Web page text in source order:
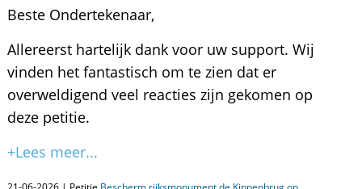
Beste Ondertekenaar,
Allereerst hartelijk dank voor uw support. Wij
vinden het fantastisch om te zien dat er
overweldigend veel reacties zijn gekomen op
deze petitie.
+Lees meer...